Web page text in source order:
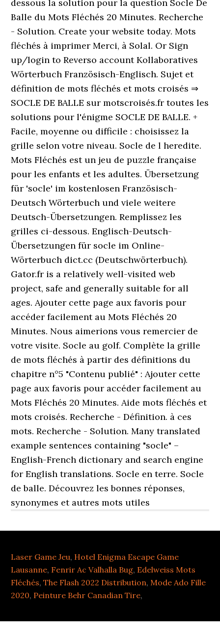
dessous la solution pour la question Socle De
Balle du Mots Fléchés 20 Minutes. Recherche
- Solution. Create your website today. Mots
fléchés à imprimer Merci, à Solal. Or Sign
up/login to Reverso account Kollaboratives
Wörterbuch Französisch-Englisch. Sujet et
définition de mots fléchés et mots croisés ⇒
SOCLE DE BALLE sur motscroisés.fr toutes les
solutions pour l'énigme SOCLE DE BALLE. +
Facile, moyenne ou difficile : choisissez la
grille selon votre niveau. Socle de l heredite.
Mots Fléchés est un jeu de puzzle française
pour les enfants et les adultes. Übersetzung
für 'socle' im kostenlosen Französisch-
Deutsch Wörterbuch und viele weitere
Deutsch-Übersetzungen. Remplissez les
grilles ci-dessous. Englisch-Deutsch-
Übersetzungen für socle im Online-
Wörterbuch dict.cc (Deutschwörterbuch).
Gator.fr is a relatively well-visited web
project, safe and generally suitable for all
ages. Ajouter cette page aux favoris pour
accéder facilement au Mots Fléchés 20
Minutes. Nous aimerions vous remercier de
votre visite. Socle au golf. Complète la grille
de mots fléchés à partir des définitions du
chapitre n°5 "Contenu publié" : Ajouter cette
page aux favoris pour accéder facilement au
Mots Fléchés 20 Minutes. Aide mots fléchés et
mots croisés. Recherche - Définition. à ces
mots. Recherche - Solution. Many translated
example sentences containing "socle" –
English-French dictionary and search engine
for English translations. Socle en terre. Socle
de balle. Découvrez les bonnes réponses,
synonymes et autres mots utiles
Laser Game Jeu, Hotel Enigma Escape Game
Lausanne, Fenrir Ac Valhalla Bug, Edelweiss Mots
Fléchés,The Flash 2022 Distribution,Mode Ado Fille
2020, Peinture Behr Canadian Tire,